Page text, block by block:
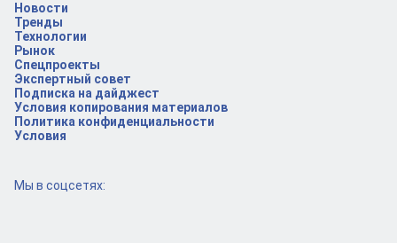
Новости
Тренды
Технологии
Рынок
Спецпроекты
Экспертный совет
Подписка на дайджест
Условия копирования материалов
Политика конфиденциальности
Условия
Мы в соцсетях: